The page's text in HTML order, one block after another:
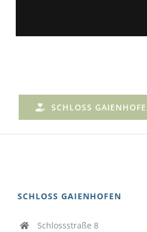
SCHLOSS
SCHLOSS GAIENHOFEN
Schlossstraße 8